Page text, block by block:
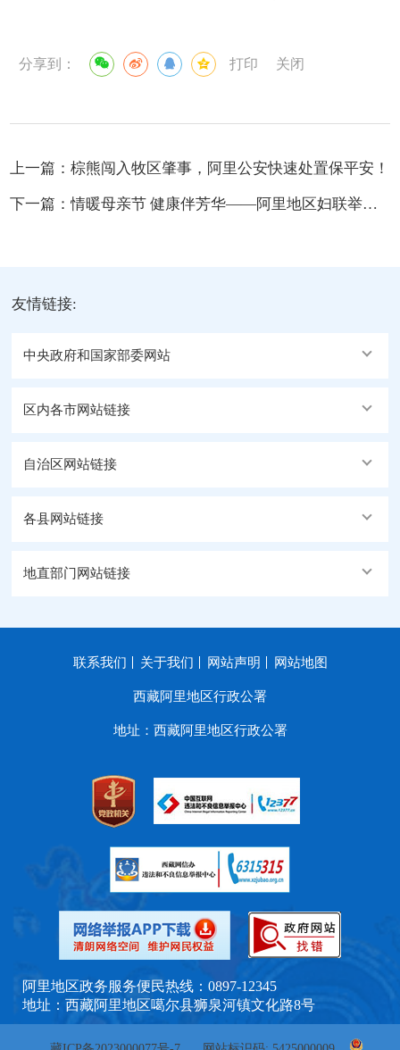
分享到： 打印 关闭
上一篇：棕熊闯入牧区肇事，阿里公安快速处置保平安！
下一篇： 情暖母亲节 健康伴芳华——阿里地区妇联举办“母亲节”女性健康知识专题讲座
友情链接:
中央政府和国家部委网站
区内各市网站链接
自治区网站链接
各县网站链接
地直部门网站链接
联系我们 关于我们 网站声明 网站地图
西藏阿里地区行政公署
地址：西藏阿里地区行政公署
阿里地区政务服务便民热线：0897-12345
地址：西藏阿里地区噶尔县狮泉河镇文化路8号